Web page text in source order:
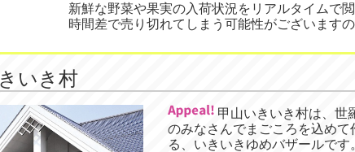
新鮮な野菜や果実の入荷状況をリアルタイムで閲
時間差で売り切れてしまう可能性がございます
いき村
甲山いきいき村は、世
のみなさんでまごころを込めて
る、いきいきゆめバザールです